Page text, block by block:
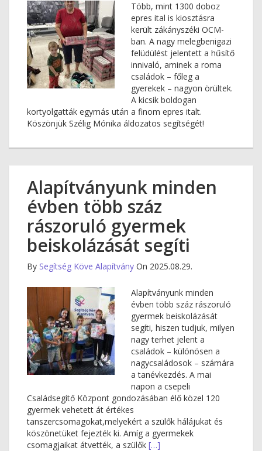
Több, mint 1300 doboz
epres ital is kiosztásra
került zákányszéki OCM-
ban. A nagy melegbenigazi
felüdülést jelentett a hűsítő
innivaló, aminek a roma
családok – főleg a
gyerekek – nagyon örültek.
A kicsik boldogan
kortyolgatták egymás után a finom epres italt.
Köszönjük Szélig Mónika áldozatos segítségét!
Alapítványunk minden
évben több száz
rászoruló gyermek
beiskolázását segíti
By Segítség Köve Alapítvány On 2025.08.29.
Alapítványunk minden
évben több száz rászoruló
gyermek beiskolázását
segíti, hiszen tudjuk, milyen
nagy terhet jelent a
családok – különösen a
nagycsaládosok – számára
a tanévkezdés. A mai
napon a csepeli
Családsegítő Központ gondozásában élő közel 120
gyermek vehetett át értékes
tanszercsomagokat,melyekért a szülők hálájukat és
köszönetüket fejezték ki. Amíg a gyermekek
csomagjaikat átvették, a szülők […]